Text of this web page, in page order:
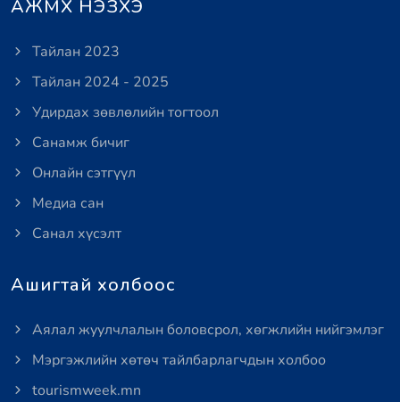
АЖМХ НЭЗХЭ
Тайлан 2023
Тайлан 2024 - 2025
Удирдах зөвлөлийн тогтоол
Санамж бичиг
Онлайн сэтгүүл
Медиа сан
Санал хүсэлт
Ашигтай холбоос
Аялал жуулчлалын боловсрол, хөгжлийн нийгэмлэг
Мэргэжлийн хөтөч тайлбарлагчдын холбоо
tourismweek.mn